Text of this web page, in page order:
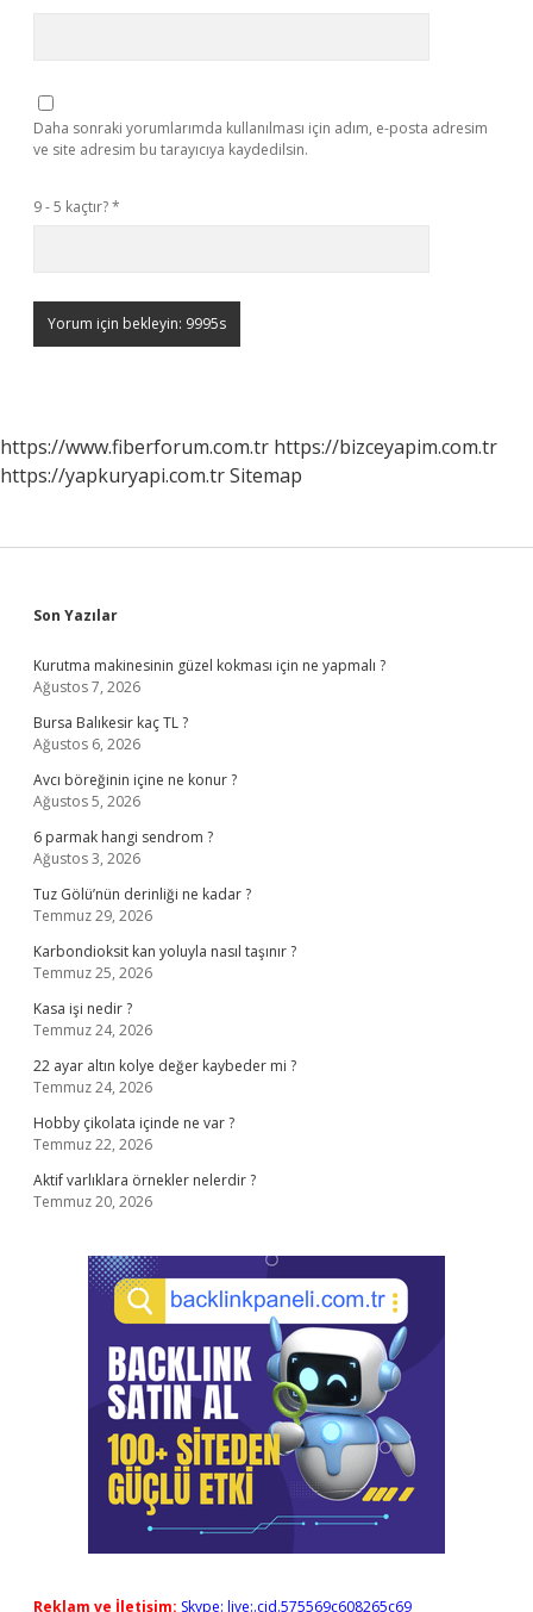
Daha sonraki yorumlarımda kullanılması için adım, e-posta adresim
ve site adresim bu tarayıcıya kaydedilsin.
9 - 5 kaçtır?*
https://www.fiberforum.com.tr https://bizceyapim.com.tr
https://yapkuryapi.com.trSitemap
Sidebar
Son Yazılar
Kurutma makinesinin güzel kokması için ne yapmalı ?
Ağustos 7, 2026
Bursa Balıkesir kaç TL ?
Ağustos 6, 2026
Avcı böreğinin içine ne konur ?
Ağustos 5, 2026
6 parmak hangi sendrom ?
Ağustos 3, 2026
Tuz Gölü’nün derinliği ne kadar ?
Temmuz 29, 2026
Karbondioksit kan yoluyla nasıl taşınır ?
Temmuz 25, 2026
Kasa işi nedir ?
Temmuz 24, 2026
22 ayar altın kolye değer kaybeder mi ?
Temmuz 24, 2026
Hobby çikolata içinde ne var ?
Temmuz 22, 2026
Aktif varlıklara örnekler nelerdir ?
Temmuz 20, 2026
Reklam ve İletişim: Skype: live:.cid.575569c608265c69